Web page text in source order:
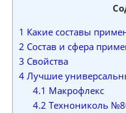
1 Какие составы
2 Состав и сфера
3 Свойства
4 Лучшие
4.1 Макрофлекс
4.2 Технониколь